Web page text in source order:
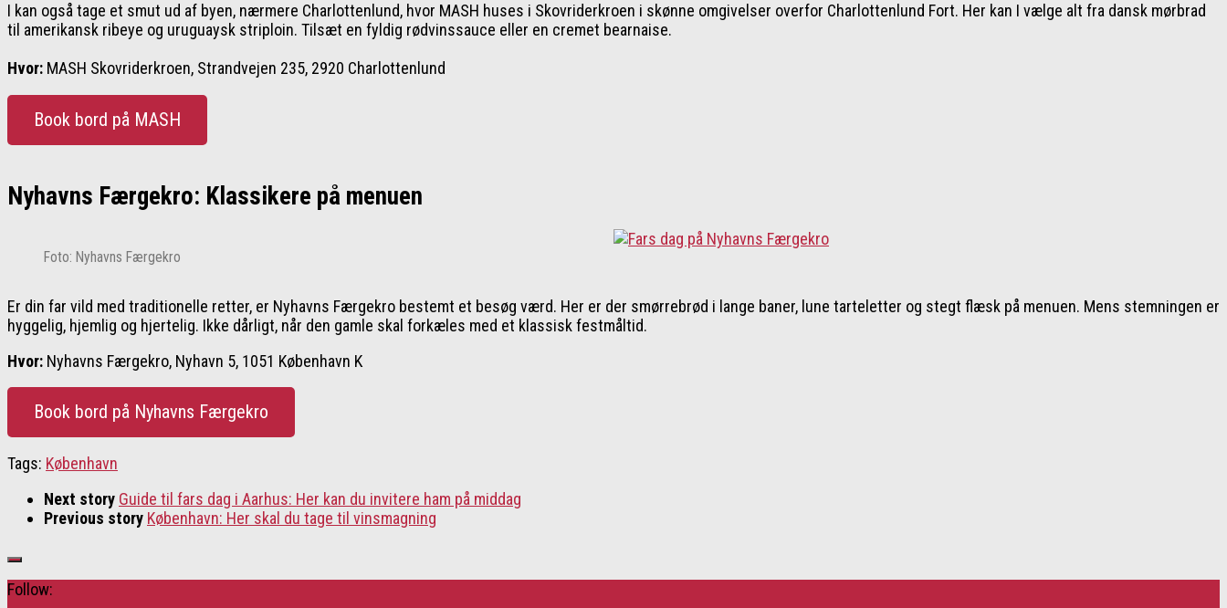
I kan også tage et smut ud af byen, nærmere Charlottenlund, hvor MASH huses i Skovriderkroen i skønne omgivelser overfor Charlottenlund Fort. Her kan I vælge alt fra dansk mørbrad
til amerikansk ribeye og uruguaysk striploin. Tilsæt en fyldig rødvinssauce eller en cremet bearnaise.
Hvor: MASH Skovriderkroen, Strandvejen 235, 2920 Charlottenlund
Book bord på MASH
Nyhavns Færgekro: Klassikere på menuen
Foto: Nyhavns Færgekro
Er din far vild med traditionelle retter, er Nyhavns Færgekro bestemt et besøg værd. Her er der smørrebrød i lange baner, lune tarteletter og stegt flæsk på menuen. Mens stemningen er
hyggelig, hjemlig og hjertelig. Ikke dårligt, når den gamle skal forkæles med et klassisk festmåltid.
Hvor: Nyhavns Færgekro, Nyhavn 5, 1051 København K
Book bord på Nyhavns Færgekro
Tags: København
Next story Guide til fars dag i Aarhus: Her kan du invitere ham på middag
Previous story København: Her skal du tage til vinsmagning
Follow: